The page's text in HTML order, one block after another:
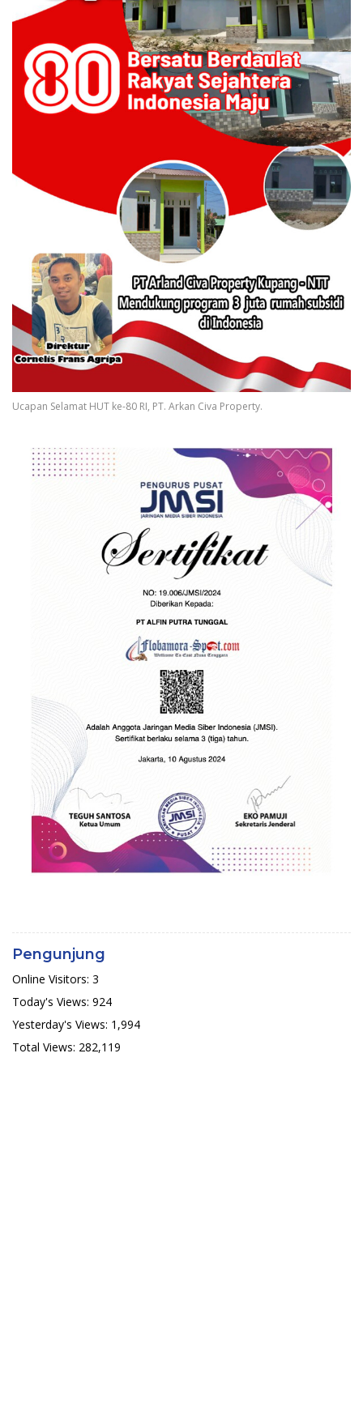
Ucapan Selamat HUT ke-80 RI, PT. Arkan Civa Property.
Pengunjung
Online Visitors: 3
Today's Views: 924
Yesterday's Views: 1,994
Total Views: 282,119